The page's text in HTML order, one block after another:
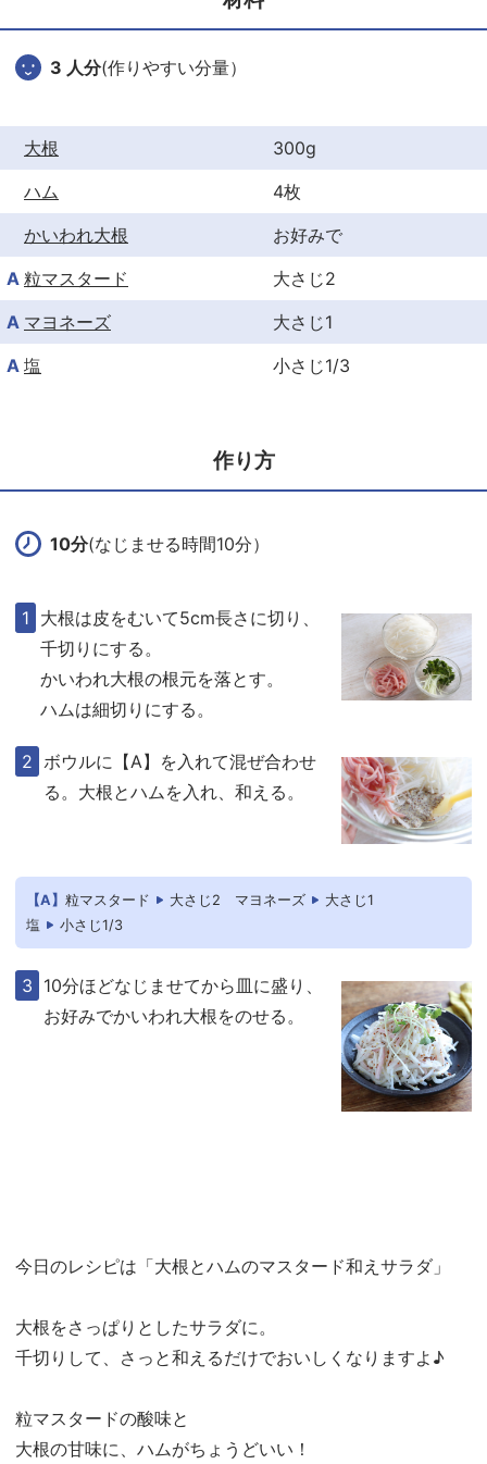
o
o
3 人分(作りやすい分量）
大根
300g
ハム
4枚
かいわれ大根
お好みで
A 粒マスタード
大さじ2
A マヨネーズ
大さじ1
A 塩 小さじ1/3
作り方
10分(なじませる時間10分）
大根は皮をむいて5cm長さに切り、
千切りにする。
かいわれ大根の根元を落とす。
ハムは細切りにする。
ボウルに【A】を入れて混ぜ合わせ
る。大根とハムを入れ、和える。
【A】 粒マスタード 大さじ2 マヨネーズ
大さじ1
塩
小さじ1/3
10分ほどなじませてから皿に盛り、
お好みでかいわれ大根をのせる。
今日のレシピは「大根とハムのマスタード和えサラダ」
大根をさっぱりとしたサラダに。
千切りして、さっと和えるだけでおいしくなりますよ♪
粒マスタードの酸味と
大根の甘味に、ハムがちょうどいい！